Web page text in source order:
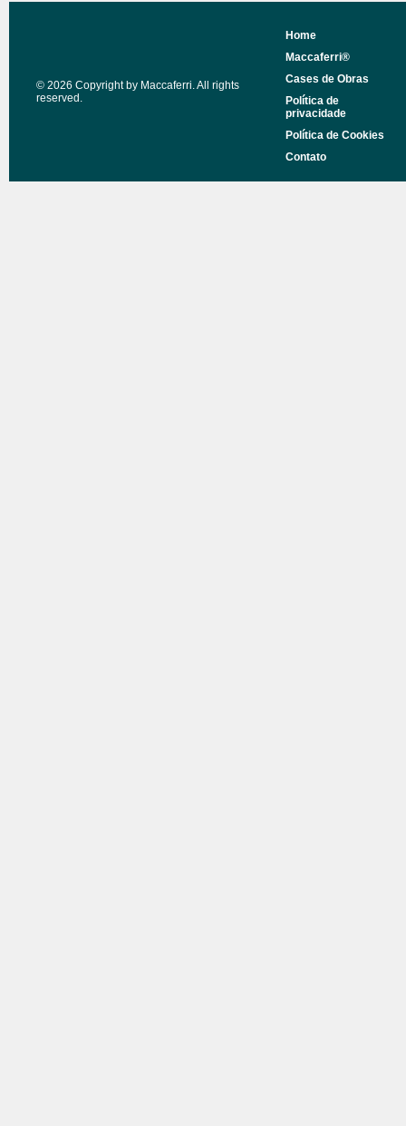
© 2026 Copyright by Maccaferri. All rights
reserved.
Home
Maccaferri®
Cases de Obras
Política de
privacidade
Política de Cookies
Contato